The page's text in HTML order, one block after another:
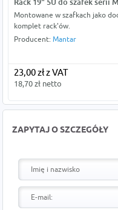
Rack 19" 5U do szafek serii
Montowane w szafkach jako
komplet rack'ów.
Producent: Mantar
23,00 zł z VAT
18,70 zł netto
ZAPYTAJ O SZCZEGÓŁY